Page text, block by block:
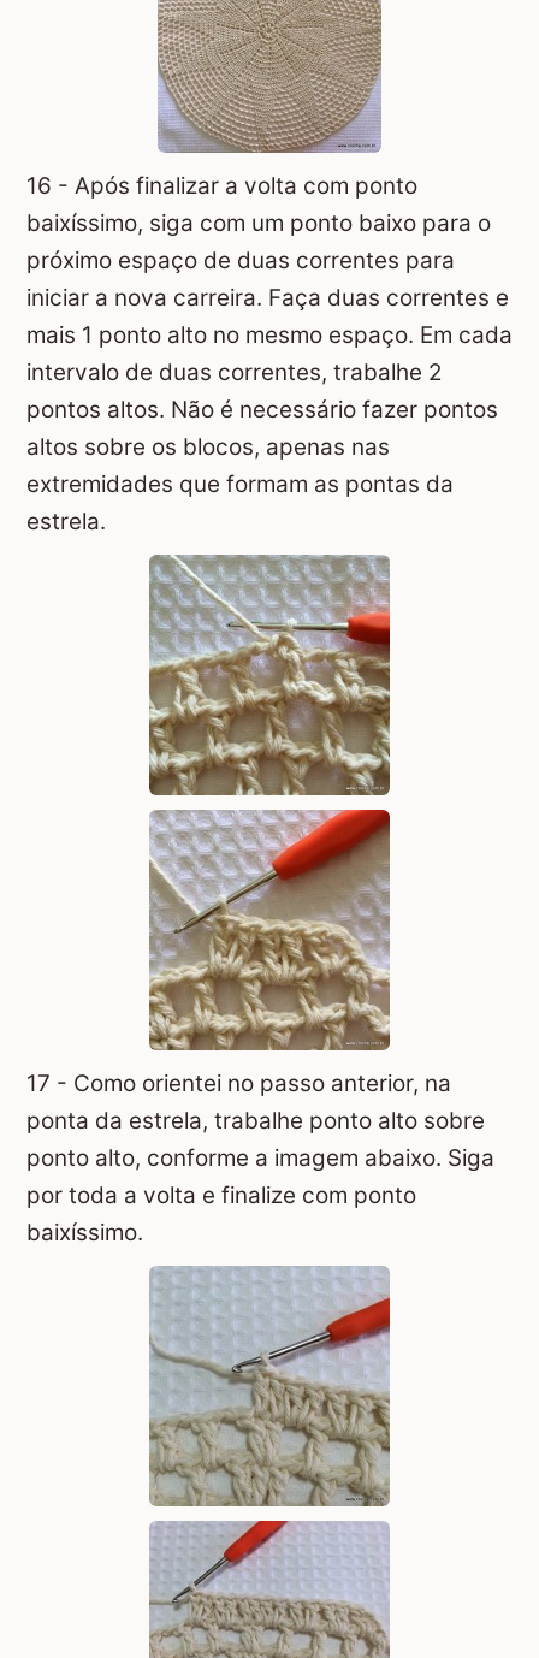
16 - Após finalizar a volta com ponto
baixíssimo, siga com um ponto baixo para o
próximo espaço de duas correntes para
iniciar a nova carreira. Faça duas correntes e
mais 1 ponto alto no mesmo espaço. Em cada
intervalo de duas correntes, trabalhe 2
pontos altos. Não é necessário fazer pontos
altos sobre os blocos, apenas nas
extremidades que formam as pontas da
estrela.
17 - Como orientei no passo anterior, na
ponta da estrela, trabalhe ponto alto sobre
ponto alto, conforme a imagem abaixo. Siga
por toda a volta e finalize com ponto
baixíssimo.